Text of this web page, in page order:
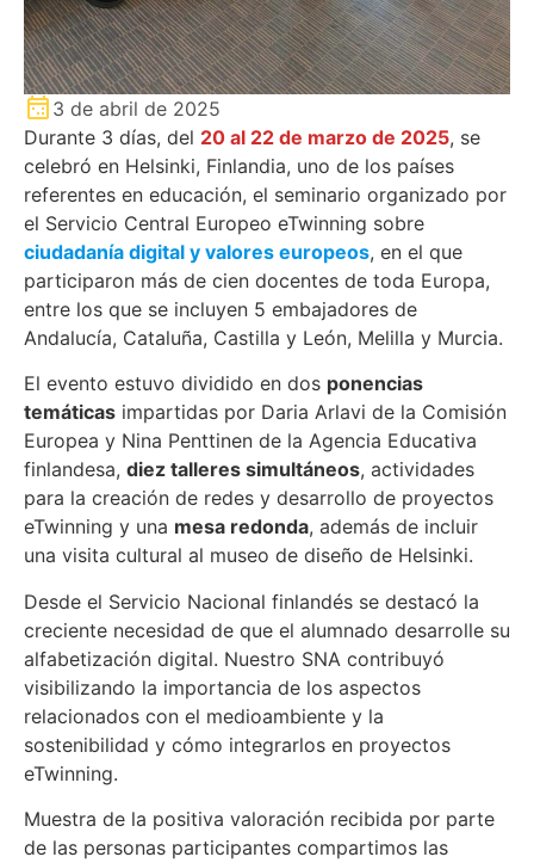
3 de abril de 2025
Durante 3 días, del 20 al 22 de marzo de 2025, se
celebró en Helsinki, Finlandia, uno de los países
referentes en educación, el seminario organizado por
el Servicio Central Europeo eTwinning sobre
ciudadanía digital y valores europeos, en el que
participaron más de cien docentes de toda Europa,
entre los que se incluyen 5 embajadores de
Andalucía, Cataluña, Castilla y León, Melilla y Murcia.
El evento estuvo dividido en dos ponencias
temáticas impartidas por Daria Arlavi de la Comisión
Europea y Nina Penttinen de la Agencia Educativa
finlandesa, diez talleres simultáneos, actividades
para la creación de redes y desarrollo de proyectos
eTwinning y una mesa redonda, además de incluir
una visita cultural al museo de diseño de Helsinki.
Desde el Servicio Nacional finlandés se destacó la
creciente necesidad de que el alumnado desarrolle su
alfabetización digital. Nuestro SNA contribuyó
visibilizando la importancia de los aspectos
relacionados con el medioambiente y la
sostenibilidad y cómo integrarlos en proyectos
eTwinning.
Muestra de la positiva valoración recibida por parte
de las personas participantes compartimos las